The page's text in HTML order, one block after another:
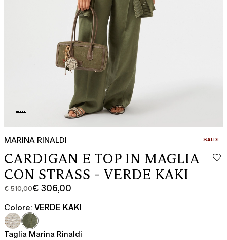
MARINA RINALDI SALDI
CARDIGAN E TOP IN MAGLIA
CON STRASS - VERDE KAKI
€ 510,00
Prezzo
originale
€
510,00
€ 306,00
Prezzo
corrente
€
306,00
Colore: VERDE KAKI
Taglia Marina Rinaldi